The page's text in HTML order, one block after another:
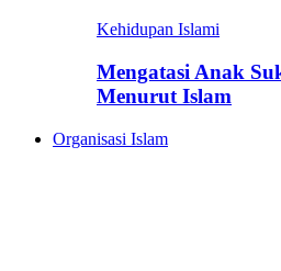
Kehidupan Islami
Mengatasi Anak
Menurut Islam
Organisasi Islam